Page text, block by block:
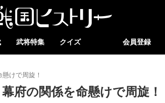
武将特集 クイズ 会員登録
けで周旋！
府の関係を命懸けで周旋！